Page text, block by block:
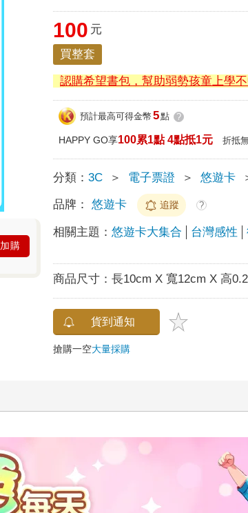
加購
100 元
買整套
認購希望書包，幫助弱勢孩童上學不
預計最高可得金幣 5點 ?
HAPPY GO享100累1點 4點抵1元 折抵
分類：3C ＞ 電子票證 ＞ 悠遊卡
品牌： 悠遊卡 追蹤 ?
相關主題：悠遊卡大集合 台灣感性
商品尺寸：長10cm X 寬12cm X 高
貨到通知
搶購一空大量採購